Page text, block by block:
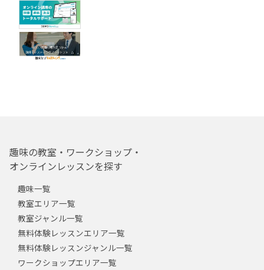
趣味の教室・ワークショップ・
オンラインレッスンを探す
趣味一覧
教室エリア一覧
教室ジャンル一覧
無料体験レッスンエリア一覧
無料体験レッスンジャンル一覧
ワークショップエリア一覧